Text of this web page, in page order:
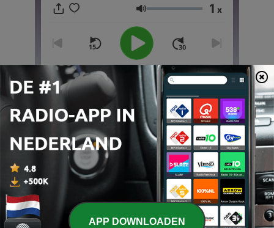
Volume 1 x
00:00 00:00
Afleveringen
1 - Kinder
01 mrt. 2021
APP DOWNLOADEN